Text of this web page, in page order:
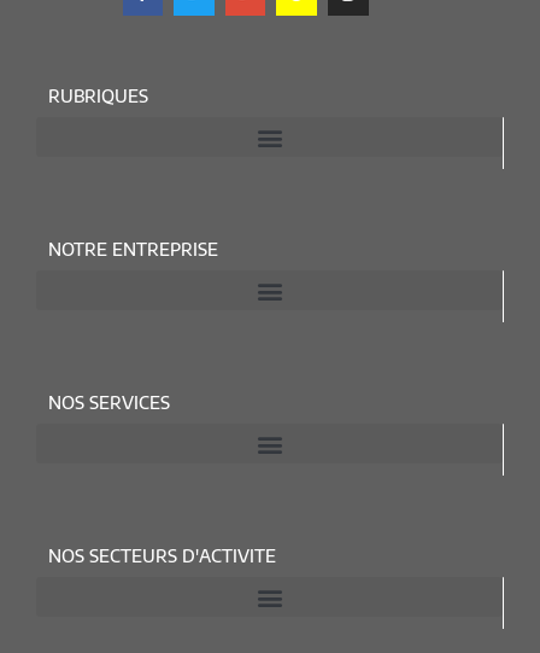
RUBRIQUES
NOTRE ENTREPRISE
NOS SERVICES
NOS SECTEURS D'ACTIVITE